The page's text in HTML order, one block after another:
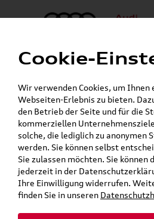
Menü
24h-Pannenhilfe:+49 (0)171 / 870
Gerade geöffnet
Verkauf:
Mo. - Fr. 08:00 - 19:00 Uhr
Service:Mo. - Fr. 06:00 - 20:00 Uhr Sa.
teilen Twitter Instagram
Cookie-
Wir verwenden Cookies, um Ihnen
Webseiten-Erlebnis zu bieten.
den Betrieb der Seite und für die
kommerziellen
solche, die lediglich zu anonymen
werden. Sie können selbst
Sie zulassen möchten. Sie können
jederzeit in der
Ihre Einwilligung widerrufen.
finden Sie in unseren